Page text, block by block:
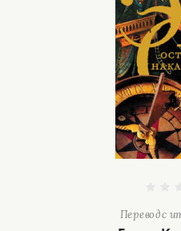
Перевод с